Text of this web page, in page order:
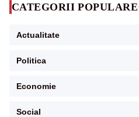
CATEGORII POPULARE
Actualitate
Politica
Economie
Social